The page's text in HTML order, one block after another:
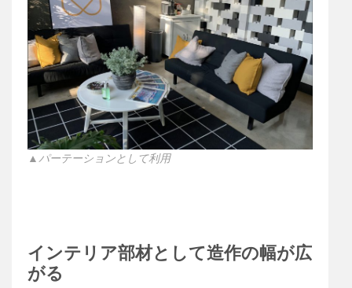
▲パーテーションとして利用
インテリア部材として造作の幅が広
がる